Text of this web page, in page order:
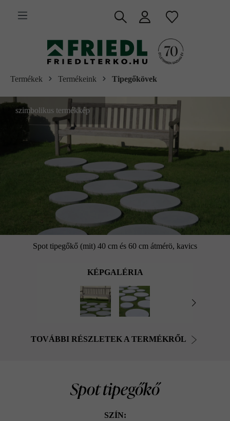
tartalomra
Termékek Termékeink Tipegőkövek
Spot tipegőkő (mit) 40 cm és 60 cm átmérö, kavics
szimbolikus termékkép
KÉPGALÉRIA
TOVÁBBI RÉSZLETEK A TERMÉKRŐL
Spot tipegőkő
SZÍN: